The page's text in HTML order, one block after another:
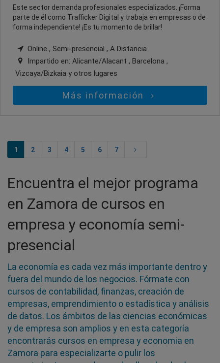
Este sector demanda profesionales especializados. ¡Forma
parte de él como Trafficker Digital y trabaja en empresas o de
forma independiente! ¡Es tu momento de brillar!
Online , Semi-presencial , A Distancia
Impartido en: Alicante/Alacant , Barcelona ,
Vizcaya/Bizkaia y otros lugares
Más información
1 2 3 4 5 6 7
Encuentra el mejor programa
en Zamora de cursos en
empresa y economía semi-
presencial
La economía es cada vez más importante dentro y
fuera del mundo de los negocios. Fórmate con
cursos de contabilidad, finanzas, creación de
empresas, emprendimiento o estadística y análisis
de datos. Los ámbitos de las ciencias económicas
y de empresa son amplios y en esta categoría
encontrarás cursos en empresa y economia en
Zamora para especializarte o pulir los